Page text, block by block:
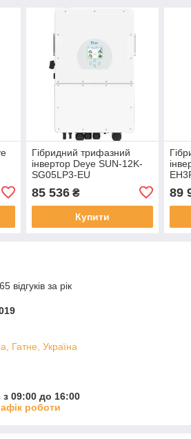
Гібридний трифазний
інвертор Deye SUN-12K-
SG05LP3-EU
85 536₴
Купити
89
відгуків за рік
Гатне, Україна
09:00 до 16:00
роботи